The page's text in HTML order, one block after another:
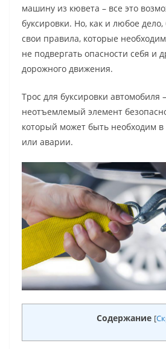
машину из кювета – все это
буксировки. Но, как и любое
свои правила, которые
не подвергать опасности себя и
дорожного движения.
Трос для буксировки автомобиля
неотъемлемый элемент
который может быть необходим в
или аварии.
Содержание [